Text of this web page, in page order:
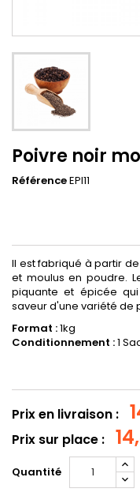
Poivre noir
RéférenceEPI11
Il est fabriqué à partir
et moulus en poudre.
piquante et épicée
saveur d'une variété de
Format :1kg
Conditionnement :1
Prix en livraison :
Prix sur place :
Quantité